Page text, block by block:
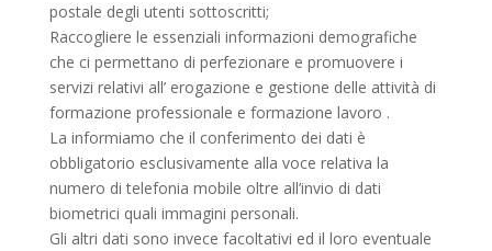
postale degli utenti sottoscritti;
Raccogliere le essenziali informazioni demografiche
che ci permettano di perfezionare e promuovere i
servizi relativi all’ erogazione e gestione delle attività di
formazione professionale e formazione lavoro .
La informiamo che il conferimento dei dati è
obbligatorio esclusivamente alla voce relativa la
numero di telefonia mobile oltre all’invio di dati
biometrici quali immagini personali.
Gli altri dati sono invece facoltativi ed il loro eventuale